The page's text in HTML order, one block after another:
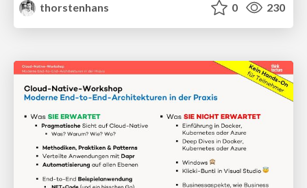
thorstenhans
0 230